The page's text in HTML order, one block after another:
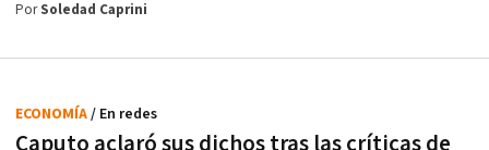
PorSoledad Caprini
ECONOMÍA/ En redes